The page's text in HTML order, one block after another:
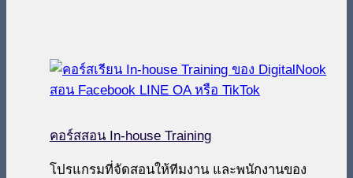
คอร์สสอน In-house Training
โปรแกรมที่จัดสอนให้ทีมงาน และพนักงานของ